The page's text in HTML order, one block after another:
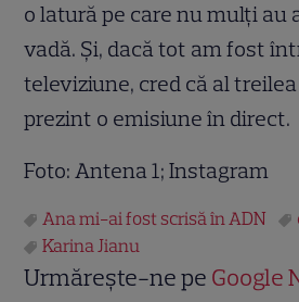
o latură pe care nu mulți au
vadă. Și, dacă tot am fost
televiziune, cred că al
prezint o emisiune în direct.
Foto: Antena 1; Instagram
Ana mi-ai fost scrisă în ADN
Karina Jianu
Urmărește-ne pe Google